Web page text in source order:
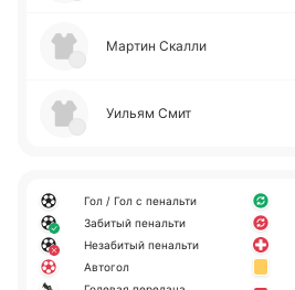
Мартин Скалли
Уильям Смит
Гол / Гол с пенальти
Забитый пенальти
Незабитый пенальти
Автогол